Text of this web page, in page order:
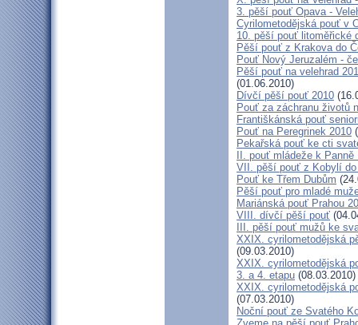
3. pěší pouť Opava -
Cyrilometodějská pouť v
10. pěší pouť litoměřické
Pěší pouť z Krakova do
Pouť Nový Jeruzalém -
Pěší pouť na velehrad
(01.06.2010)
Dívčí pěší pouť 2010
Pouť za záchranu životů
Františkánská pouť
Pouť na Peregrinek 2010
Pekařská pouť ke cti
II. pouť mládeže k
VII. pěší pouť z Kobylí
Pouť ke Třem Dubům
Pěší pouť pro mladé
Mariánská pouť Prahou
VIII. dívčí pěší pouť
III. pěší pouť mužů ke
XXIX. cyrilometodějská
(09.03.2010)
XXIX. cyrilometodějská
3. a 4. etapu (08.03.2010)
XXIX. cyrilometodějská
(07.03.2010)
Noční pouť ze Svatého